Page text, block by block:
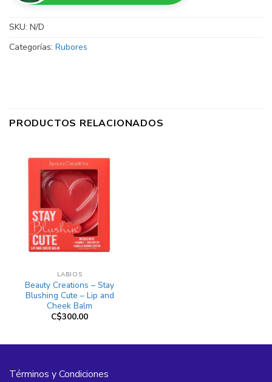
SKU: N/D
Categorías: Rubores
PRODUCTOS RELACIONADOS
LABIOS
Beauty Creations – Stay
Blushing Cute – Lip and
Cheek Balm
C$300.00
Términos y Condiciones